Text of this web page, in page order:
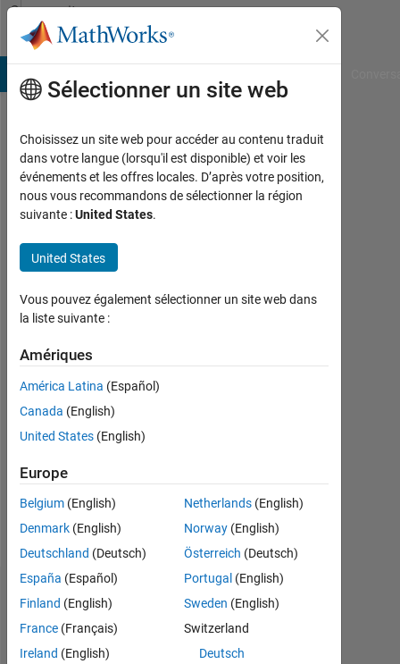
Passer au contenu
Community
Profile
Aditi
Actif
depuis
Followers:
Following:
Message
am
b.tech
student
studying
electronics
communication
engineering..
Afficher
plus
Tableau de bord
Statistiques
Sélectionner un site web
Choisissez un site web pour accéder au contenu traduit
dans votre langue (lorsqu'il est disponible) et voir les
événements et les offres locales. D’après votre position,
nous vous recommandons de sélectionner la région
suivante :United States.
United States
Vous pouvez également sélectionner un site web dans
la liste suivante :
Amériques
América Latina (Español)
Canada (English)
United States (English)
Europe
Belgium (English)
Denmark (English)
Deutschland (Deutsch)
España (Español)
Finland (English)
France (Français)
Ireland (English)
Netherlands(English)
Norway(English)
Österreich (Deutsch)
Portugal (English)
Sweden (English)
Switzerland
Deutsch